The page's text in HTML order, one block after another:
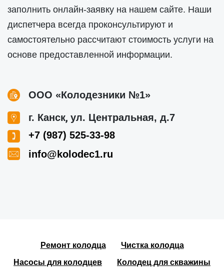
заполнить онлайн-заявку на нашем сайте. Наши
диспетчера всегда проконсультируют и
самостоятельно рассчитают стоимость услуги на
основе предоставленной информации.
ООО «Колодезники №1»
г. Канск, ул. Центральная, д.7
+7 (987) 525-33-98
info@kolodec1.ru
Ремонт колодца
Чистка колодца
Насосы для колодцев
Колодец для скважины